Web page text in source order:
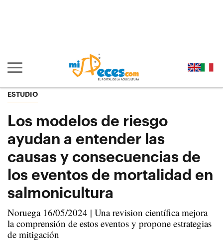
Mostrar/ocultar navegación principal
ESTUDIO
Los modelos de riesgo
ayudan a entender las
causas y consecuencias de
los eventos de mortalidad en
salmonicultura
Noruega 16/05/2024 | Una revision científica mejora
la comprensión de estos eventos y propone estrategias
de mitigación